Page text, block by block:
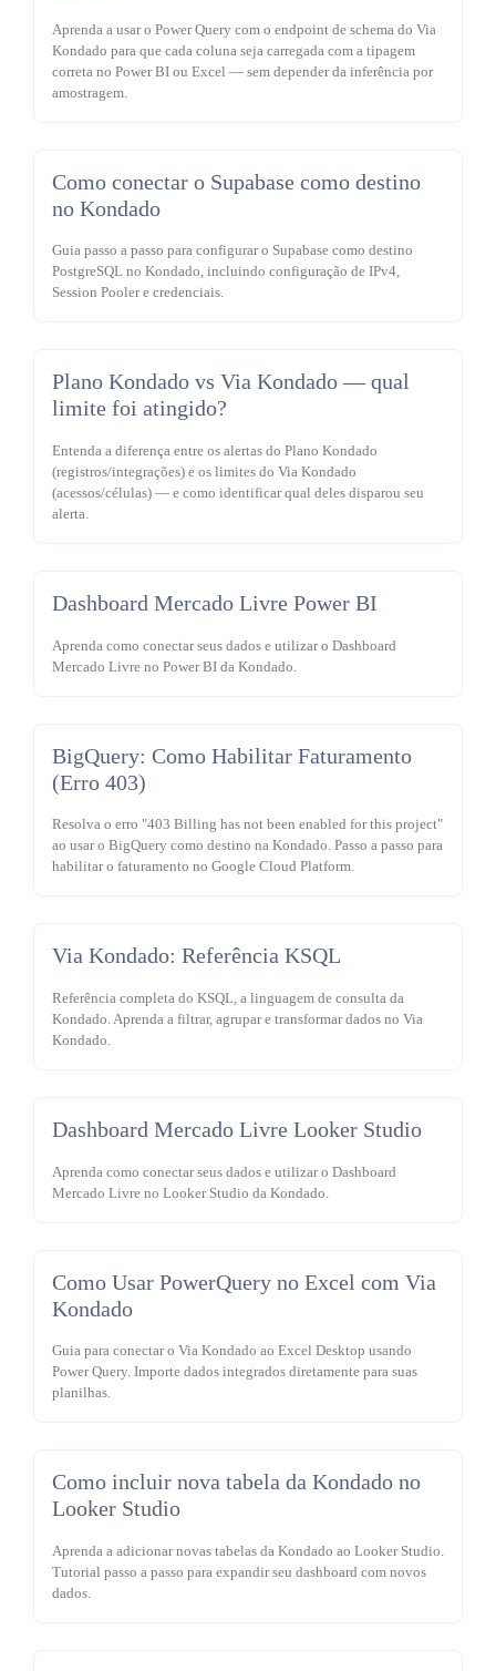
Aprenda a usar o Power Query com o endpoint de schema do Via
Kondado para que cada coluna seja carregada com a tipagem
correta no Power BI ou Excel — sem depender da inferência por
amostragem.
Como conectar o Supabase como destino
no Kondado
Guia passo a passo para configurar o Supabase como destino
PostgreSQL no Kondado, incluindo configuração de IPv4,
Session Pooler e credenciais.
Plano Kondado vs Via Kondado — qual
limite foi atingido?
Entenda a diferença entre os alertas do Plano Kondado
(registros/integrações) e os limites do Via Kondado
(acessos/células) — e como identificar qual deles disparou seu
alerta.
Dashboard Mercado Livre Power BI
Aprenda como conectar seus dados e utilizar o Dashboard
Mercado Livre no Power BI da Kondado.
BigQuery: Como Habilitar Faturamento
(Erro 403)
Resolva o erro "403 Billing has not been enabled for this project"
ao usar o BigQuery como destino na Kondado. Passo a passo para
habilitar o faturamento no Google Cloud Platform.
Via Kondado: Referência KSQL
Referência completa do KSQL, a linguagem de consulta da
Kondado. Aprenda a filtrar, agrupar e transformar dados no Via
Kondado.
Dashboard Mercado Livre Looker Studio
Aprenda como conectar seus dados e utilizar o Dashboard
Mercado Livre no Looker Studio da Kondado.
Como Usar PowerQuery no Excel com Via
Kondado
Guia para conectar o Via Kondado ao Excel Desktop usando
Power Query. Importe dados integrados diretamente para suas
planilhas.
Como incluir nova tabela da Kondado no
Looker Studio
Aprenda a adicionar novas tabelas da Kondado ao Looker Studio.
Tutorial passo a passo para expandir seu dashboard com novos
dados.